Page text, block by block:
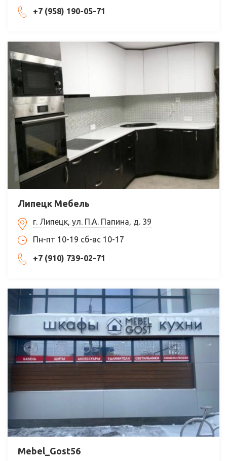
+7 (958) 190-05-71
Липецк Мебель
г. Липецк, ул. П.А. Папина, д. 39
Пн-пт 10-19 сб-вс 10-17
+7 (910) 739-02-71
Mebel_Gost56